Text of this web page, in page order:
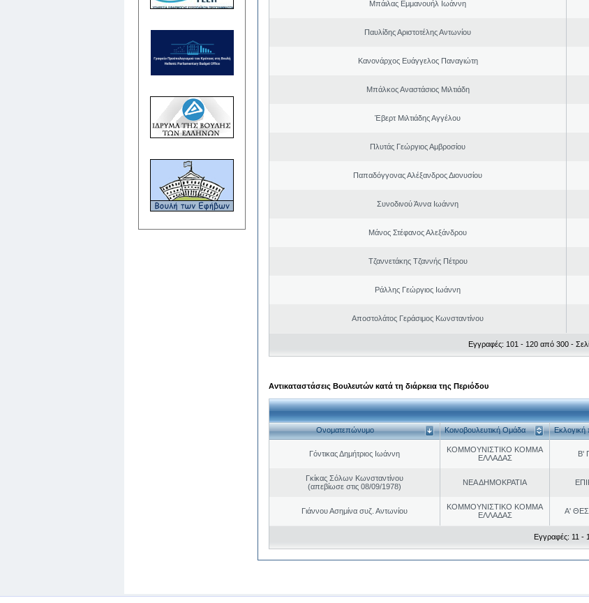
Μπάιλας Εμμανουήλ Ιωάννη
Παυλίδης Αριστοτέλης Αντωνίου
Κανονάρχος Ευάγγελος Παναγιώτη
Μπάλκος Αναστάσιος Μιλτιάδη
Έβερτ Μιλτιάδης Αγγέλου
Πλυτάς Γεώργιος Αμβροσίου
Παπαδόγγονας Αλέξανδρος Διονυσίου
Συνοδινού Άννα Ιωάννη
Μάνος Στέφανος Αλεξάνδρου
Τζαννετάκης Τζαννής Πέτρου
Ράλλης Γεώργιος Ιωάννη
Αποστολάτος Γεράσιμος Κωνσταντίνου
Εγγραφές: 101 - 120 από 300 -
Αντικαταστάσεις Βουλευτών κατά τη διάρκεια της Περιόδου
Ονοματεπώνυμο Κοινοβουλευτική Ομάδα Εκλογική
Γόντικας Δημήτριος Ιωάννη
ΚΟΜΜΟΥΝΙΣΤΙΚΟ ΚΟΜΜΑ
ΕΛΛΑΔΑΣ
Β'
Γκίκας Σόλων Κωνσταντίνου
(απεβίωσε στις 08/09/1978)
ΝΕΑ ΔΗΜΟΚΡΑΤΙΑ
Γιάννου Ασημίνα συζ. Αντωνίου
ΚΟΜΜΟΥΝΙΣΤΙΚΟ ΚΟΜΜΑ
ΕΛΛΑΔΑΣ
Α'
Εγγραφές: 11 -